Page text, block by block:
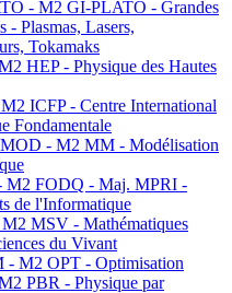
- M2 GI-PLATO - Grandes
- Plasmas, Lasers,
Tokamaks
HEP - Physique des Hautes
ICFP - Centre International
Fondamentale
- M2 MM - Modélisation
M2 FODQ - Maj. MPRI -
de l'Informatique
MSV - Mathématiques
du Vivant
- M2 OPT - Optimisation
PBR - Physique par